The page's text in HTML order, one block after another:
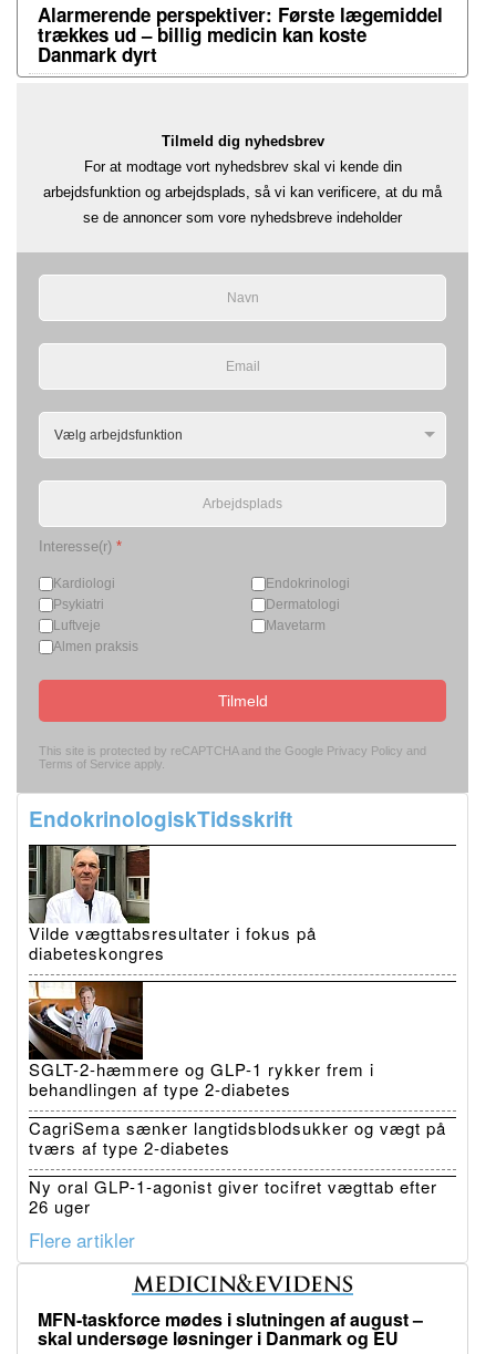
Alarmerende perspektiver: Første lægemiddel
trækkes ud – billig medicin kan koste
Danmark dyrt
Tilmeld dig nyhedsbrev
For at modtage vort nyhedsbrev skal vi kende din
arbejdsfunktion og arbejdsplads, så vi kan verificere, at du må
se de annoncer som vore nyhedsbreve indeholder
Interesse(r) *
Kardiologi
Endokrinologi
Psykiatri
Dermatologi
Luftveje
Mavetarm
Almen praksis
Tilmeld
This site is protected by reCAPTCHA and the Google Privacy Policy and
Terms of Service apply.
EndokrinologiskTidsskrift
Vilde vægttabsresultater i fokus på
diabeteskongres
SGLT-2-hæmmere og GLP-1 rykker frem i
behandlingen af type 2-diabetes
CagriSema sænker langtidsblodsukker og vægt på
tværs af type 2-diabetes
Ny oral GLP-1-agonist giver tocifret vægttab efter
26 uger
Flere artikler
MFN-taskforce mødes i slutningen af august –
skal undersøge løsninger i Danmark og EU